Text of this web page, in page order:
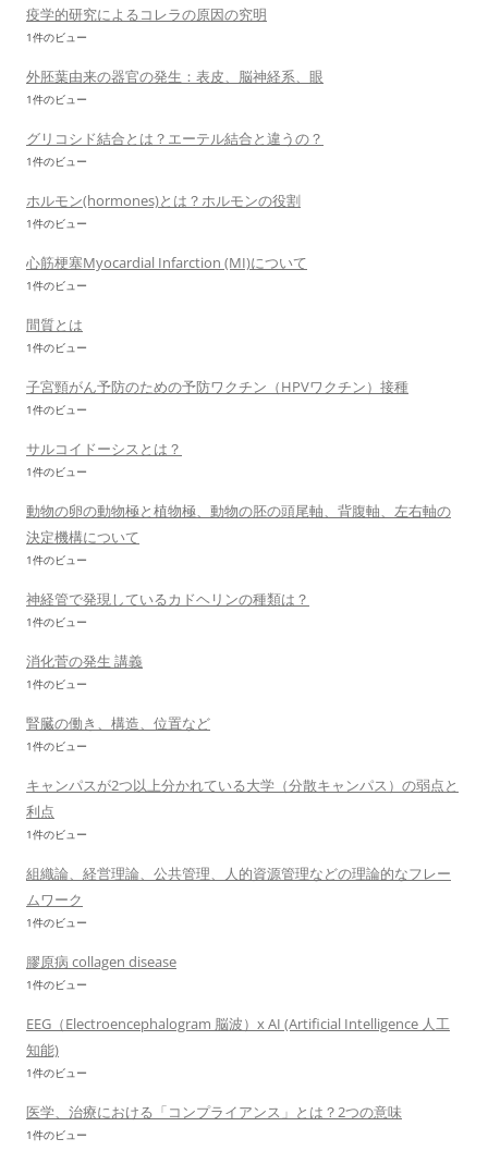
疫学的研究によるコレラの原因の究明
1件のビュー
外胚葉由来の器官の発生：表皮、脳神経系、眼
1件のビュー
グリコシド結合とは？エーテル結合と違うの？
1件のビュー
ホルモン(hormones)とは？ホルモンの役割
1件のビュー
心筋梗塞Myocardial Infarction (MI)について
1件のビュー
間質とは
1件のビュー
子宮頸がん予防のための予防ワクチン（HPVワクチン）接種
1件のビュー
サルコイドーシスとは？
1件のビュー
動物の卵の動物極と植物極、動物の胚の頭尾軸、背腹軸、左右軸の
決定機構について
1件のビュー
神経管で発現しているカドヘリンの種類は？
1件のビュー
消化菅の発生 講義
1件のビュー
腎臓の働き、構造、位置など
1件のビュー
キャンパスが2つ以上分かれている大学（分散キャンパス）の弱点と
利点
1件のビュー
組織論、経営理論、公共管理、人的資源管理などの理論的なフレー
ムワーク
1件のビュー
膠原病 collagen disease
1件のビュー
EEG（Electroencephalogram 脳波）x AI (Artificial Intelligence 人工
知能)
1件のビュー
医学、治療における「コンプライアンス」とは？2つの意味
1件のビュー